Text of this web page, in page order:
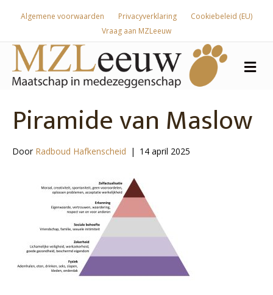
Algemene voorwaarden Privacyverklaring
Cookiebeleid (EU)
Vraag aan MZLeeuw
Piramide van Maslow
Door Radboud Hafkenscheid | 14 april 2025